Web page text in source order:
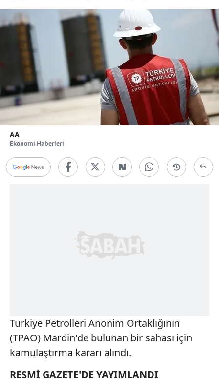
AA
Ekonomi Haberleri
Türkiye Petrolleri Anonim Ortaklığının
(TPAO) Mardin'de bulunan bir sahası için
kamulaştırma kararı alındı.
RESMİ GAZETE'DE YAYIMLANDI